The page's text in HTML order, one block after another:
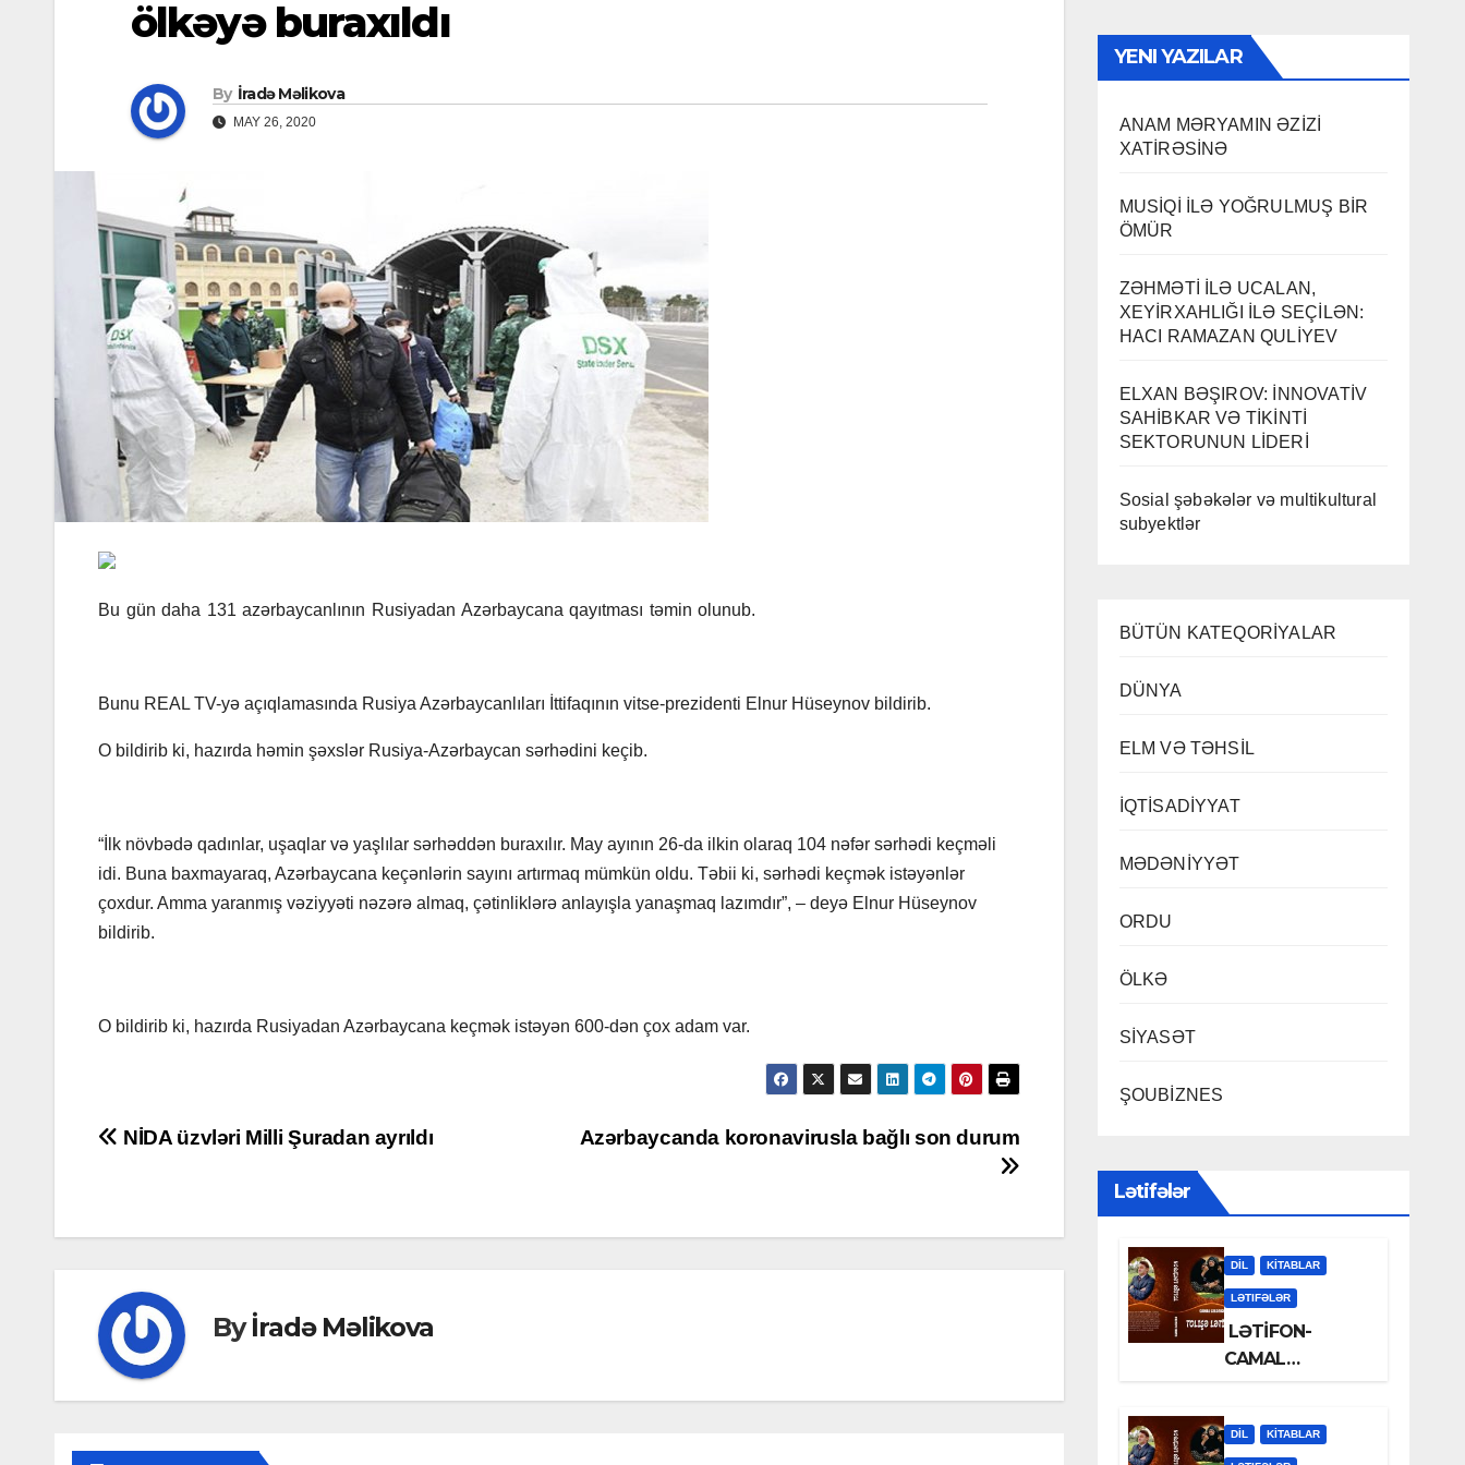
ölkəyə buraxıldı
By İradə Məlikova
MAY 26, 2020
Bu gün daha 131 azərbaycanlının Rusiyadan Azərbaycana qayıtması təmin olunub.
Bunu REAL TV-yə açıqlamasında Rusiya Azərbaycanlıları İttifaqının vitse-prezidenti Elnur Hüseynov bildirib.
O bildirib ki, hazırda həmin şəxslər Rusiya-Azərbaycan sərhədini keçib.
“İlk növbədə qadınlar, uşaqlar və yaşlılar sərhəddən buraxılır. May ayının 26-da ilkin olaraq 104 nəfər sərhədi keçməli
idi. Buna baxmayaraq, Azərbaycana keçənlərin sayını artırmaq mümkün oldu. Təbii ki, sərhədi keçmək istəyənlər
çoxdur. Amma yaranmış vəziyyəti nəzərə almaq, çətinliklərə anlayışla yanaşmaq lazımdır”, – deyə Elnur Hüseynov
bildirib.
O bildirib ki, hazırda Rusiyadan Azərbaycana keçmək istəyən 600-dən çox adam var.
Post
Azərbaycanda koronavirusla bağlı son durum
NİDA üzvləri Milli Şuradan ayrıldı
Byİradə Məlikova
YENI YAZILAR
ANAM MƏRYAMIN ƏZİZİ
XATİRƏSİNƏ
MUSİQİ İLƏ YOĞRULMUŞ BİR
ÖMÜR
ZƏHMƏTİ İLƏ UCALAN,
XEYİRXAHLIĞI İLƏ SEÇİLƏN:
HACI RAMAZAN QULİYEV
ELXAN BƏŞIROV: İNNOVATİV
SAHİBKAR VƏ TİKİNTİ
SEKTORUNUN LİDERİ
Sosial şəbəkələr və multikultural
subyektlər
BÜTÜN KATEQORİYALAR
DÜNYA
ELM VƏ TƏHSİL
İQTİSADİYYAT
MƏDƏNİYYƏT
ORDU
ÖLKƏ
SİYASƏT
ŞOUBİZNES
Lətifələr
DİL KİTABLAR
LƏTIFƏLƏR
LƏTİFON-
CAMAL
DİL KİTABLAR